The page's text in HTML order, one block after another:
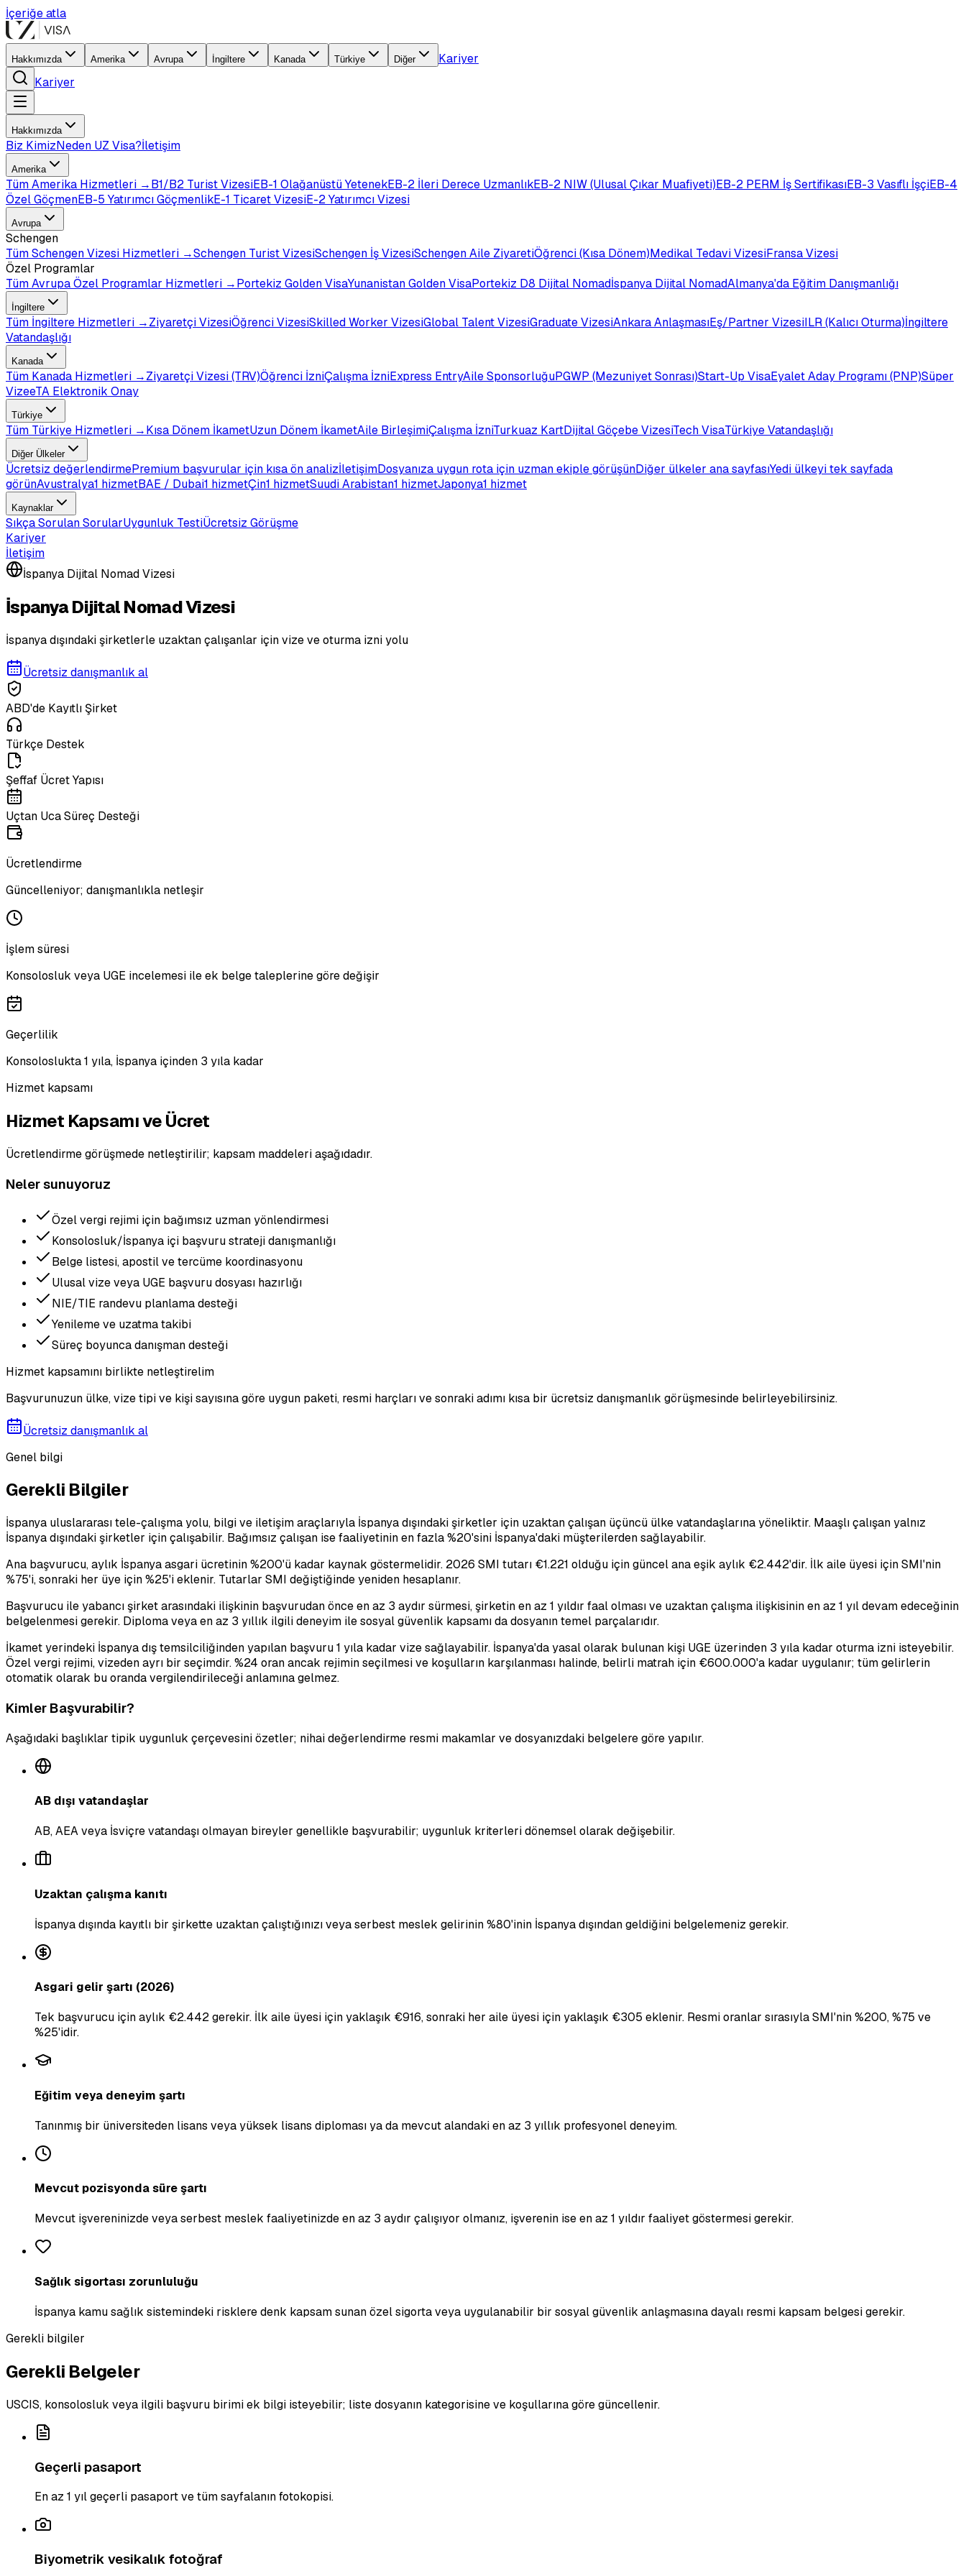
İçeriğe atla
Hakkımızda Amerika Avrupa İngiltere Kanada Türkiye Diğer
Kariyer
Kariyer
Hakkımızda
Biz KimizNeden UZ Visa?İletişim
Amerika
TümAmerika Hizmetleri →B1/B2 Turist VizesiEB-1 Olağanüstü YetenekEB-2 İleri Derece UzmanlıkEB-2 NIW (Ulusal Çıkar Muafiyeti)EB-2 PERM İş SertifikasıEB-3 Vasıflı İşçiEB-4
Özel GöçmenEB-5 Yatırımcı GöçmenlikE-1 Ticaret VizesiE-2 Yatırımcı Vizesi
Avrupa
Schengen
TümSchengen Vizesi Hizmetleri →Schengen Turist VizesiSchengen İş VizesiSchengen Aile ZiyaretiÖğrenci (Kısa Dönem)Medikal Tedavi VizesiFransa Vizesi
Özel Programlar
TümAvrupa Özel Programlar Hizmetleri →Portekiz Golden VisaYunanistan Golden VisaPortekiz D8 Dijital Nomadİspanya Dijital NomadAlmanya'da Eğitim Danışmanlığı
İngiltere
Tüm İngiltere Hizmetleri →Ziyaretçi VizesiÖğrenci VizesiSkilled Worker VizesiGlobal Talent VizesiGraduate VizesiAnkara AnlaşmasıEş/Partner VizesiILR (Kalıcı Oturma)İngiltere
Vatandaşlığı
Kanada
Tüm Kanada Hizmetleri →Ziyaretçi Vizesi (TRV)Öğrenci İzniÇalışma İzniExpress EntryAile SponsorluğuPGWP (Mezuniyet Sonrası)Start-Up VisaEyalet Aday Programı (PNP)Süper
VizeeTA Elektronik Onay
Türkiye
Tüm Türkiye Hizmetleri →Kısa Dönem İkametUzun Dönem İkametAile BirleşimiÇalışma İzniTurkuaz KartDijital Göçebe VizesiTech VisaTürkiye Vatandaşlığı
Diğer Ülkeler
Ücretsiz değerlendirmePremium başvurular için kısa ön analizİletişimDosyanıza uygun rota için uzman ekiple görüşünDiğer ülkeler ana sayfasıYedi ülkeyi tek sayfada
görünAvustralya1 hizmetBAE / Dubai1 hizmetÇin1 hizmetSuudi Arabistan1 hizmetJaponya1 hizmet
Kaynaklar
Sıkça Sorulan SorularUygunluk TestiÜcretsiz Görüşme
Kariyer
İletişim
İspanya Dijital Nomad Vizesi
İspanya Dijital Nomad Vizesi
İspanya dışındaki şirketlerle uzaktan çalışanlar için vize ve oturma izni yolu
Ücretsiz danışmanlık al
ABD'de Kayıtlı Şirket
Türkçe Destek
Şeffaf Ücret Yapısı
Uçtan Uca Süreç Desteği
Ücretlendirme
Güncelleniyor; danışmanlıkla netleşir
İşlem süresi
Konsolosluk veya UGE incelemesi ile ek belge taleplerine göre değişir
Geçerlilik
Konsoloslukta 1 yıla, İspanya içinden 3 yıla kadar
Hizmet kapsamı
Hizmet Kapsamı ve Ücret
Ücretlendirme görüşmede netleştirilir; kapsam maddeleri aşağıdadır.
Neler sunuyoruz
Özel vergi rejimi için bağımsız uzman yönlendirmesi
Konsolosluk/İspanya içi başvuru strateji danışmanlığı
Belge listesi, apostil ve tercüme koordinasyonu
Ulusal vize veya UGE başvuru dosyası hazırlığı
NIE/TIE randevu planlama desteği
Yenileme ve uzatma takibi
Süreç boyunca danışman desteği
Hizmet kapsamını birlikte netleştirelim
Başvurunuzun ülke, vize tipi ve kişi sayısına göre uygun paketi, resmi harçları ve sonraki adımı kısa bir ücretsiz danışmanlık görüşmesinde belirleyebilirsiniz.
Ücretsiz danışmanlık al
Genel bilgi
Gerekli Bilgiler
İspanya uluslararası tele-çalışma yolu, bilgi ve iletişim araçlarıyla İspanya dışındaki şirketler için uzaktan çalışan üçüncü ülke vatandaşlarına yöneliktir. Maaşlı çalışan yalnız
İspanya dışındaki şirketler için çalışabilir. Bağımsız çalışan ise faaliyetinin en fazla %20'sini İspanya'daki müşterilerden sağlayabilir.
Ana başvurucu, aylık İspanya asgari ücretinin %200'ü kadar kaynak göstermelidir. 2026 SMI tutarı €1.221 olduğu için güncel ana eşik aylık €2.442'dir. İlk aile üyesi için SMI'nin
%75'i, sonraki her üye için %25'i eklenir. Tutarlar SMI değiştiğinde yeniden hesaplanır.
Başvurucu ile yabancı şirket arasındaki ilişkinin başvurudan önce en az 3 aydır sürmesi, şirketin en az 1 yıldır faal olması ve uzaktan çalışma ilişkisinin en az 1 yıl devam edeceğinin
belgelenmesi gerekir. Diploma veya en az 3 yıllık ilgili deneyim ile sosyal güvenlik kapsamı da dosyanın temel parçalarıdır.
İkamet yerindeki İspanya dış temsilciliğinden yapılan başvuru 1 yıla kadar vize sağlayabilir. İspanya'da yasal olarak bulunan kişi UGE üzerinden 3 yıla kadar oturma izni isteyebilir.
Özel vergi rejimi, vizeden ayrı bir seçimdir. %24 oran ancak rejimin seçilmesi ve koşulların karşılanması halinde, belirli matrah için €600.000'a kadar uygulanır; tüm gelirlerin
otomatik olarak bu oranda vergilendirileceği anlamına gelmez.
Kimler Başvurabilir?
Aşağıdaki başlıklar tipik uygunluk çerçevesini özetler; nihai değerlendirme resmi makamlar ve dosyanızdaki belgelere göre yapılır.
AB dışı vatandaşlar
AB, AEA veya İsviçre vatandaşı olmayan bireyler genellikle başvurabilir; uygunluk kriterleri dönemsel olarak değişebilir.
Uzaktan çalışma kanıtı
İspanya dışında kayıtlı bir şirkette uzaktan çalıştığınızı veya serbest meslek gelirinin %80'inin İspanya dışından geldiğini belgelemeniz gerekir.
Asgari gelir şartı (2026)
Tek başvurucu için aylık €2.442 gerekir. İlk aile üyesi için yaklaşık €916, sonraki her aile üyesi için yaklaşık €305 eklenir. Resmi oranlar sırasıyla SMI'nin %200, %75 ve
%25'idir.
Eğitim veya deneyim şartı
Tanınmış bir üniversiteden lisans veya yüksek lisans diploması ya da mevcut alandaki en az 3 yıllık profesyonel deneyim.
Mevcut pozisyonda süre şartı
Mevcut işvereninizde veya serbest meslek faaliyetinizde en az 3 aydır çalışıyor olmanız, işverenin ise en az 1 yıldır faaliyet göstermesi gerekir.
Sağlık sigortası zorunluluğu
İspanya kamu sağlık sistemindeki risklere denk kapsam sunan özel sigorta veya uygulanabilir bir sosyal güvenlik anlaşmasına dayalı resmi kapsam belgesi gerekir.
Gerekli bilgiler
Gerekli Belgeler
USCIS, konsolosluk veya ilgili başvuru birimi ek bilgi isteyebilir; liste dosyanın kategorisine ve koşullarına göre güncellenir.
Geçerli pasaport
En az 1 yıl geçerli pasaport ve tüm sayfalanın fotokopisi.
Biyometrik vesikalık fotoğraf